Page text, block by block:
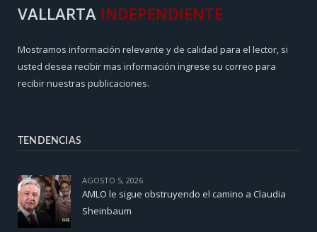
VALLARTA INDEPENDIENTE
Mostramos información relevante y de calidad para el lector, si
usted desea recibir mas información ingrese su correo para
recibir nuestras publicaciones.
TENDENCIAS
AGOSTO 5, 2026
AMLO le sigue obstruyendo el camino a Claudia
Sheinbaum